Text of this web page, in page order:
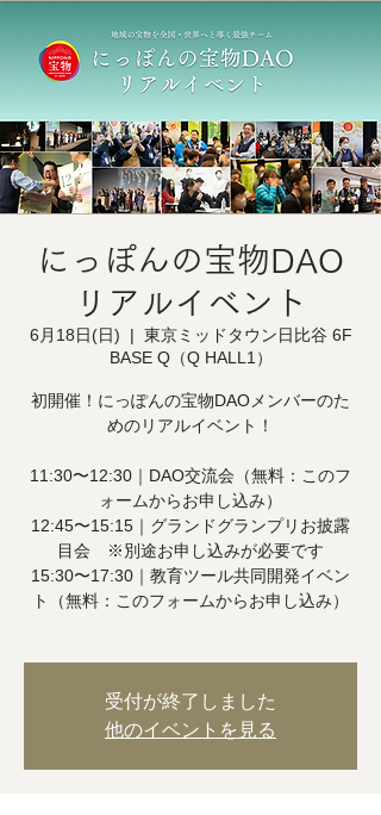
にっぽんの宝物DAO
リアルイベント
6月18日(日)
  |
東京ミッドタウン日比谷 6F
BASE Q（Q HALL1）
初開催！にっぽんの宝物DAOメンバーのた
めのリアルイベント！
11:30〜12:30｜DAO交流会（無料：このフ
ォームからお申し込み）
12:45〜15:15｜グランドグランプリお披露
目会 ※別途お申し込みが必要です
15:30〜17:30｜教育ツール共同開発イベン
ト（無料：このフォームからお申し込み）
受付が終了しました
他のイベントを見る